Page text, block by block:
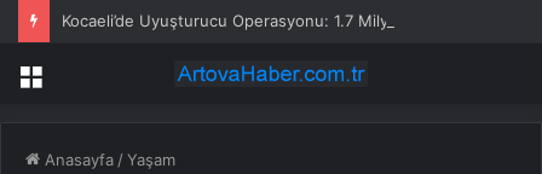
Menü
Anasayfa /Yaşam